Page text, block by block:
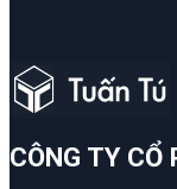
CÔNG TY CỔ